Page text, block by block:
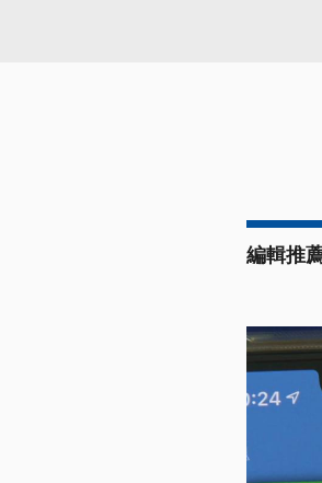
編輯推